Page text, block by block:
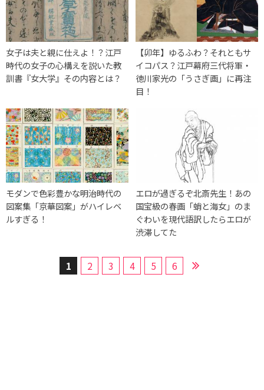
女子は夫と親に仕えよ！？江戸
時代の女子の心構えを説いた教
訓書『女大学』その内容とは？
【卯年】ゆるふわ？それともサ
イコパス？江戸幕府三代将軍・
徳川家光の「うさぎ画」に再注
目！
モダンで色彩豊かな明治時代の
図案集「京華図案」がハイレベ
ルすぎる！
エロが過ぎるぞ北斎先生！あの
国宝級の春画「蛸と海女」のま
ぐわいを現代語訳したらエロが
渋滞してた
1 2 3 4 5 6